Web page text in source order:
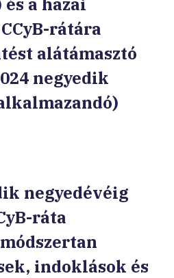
rátára
alátámasztó
negyedik
negyedévéig
ráta
indoklások és